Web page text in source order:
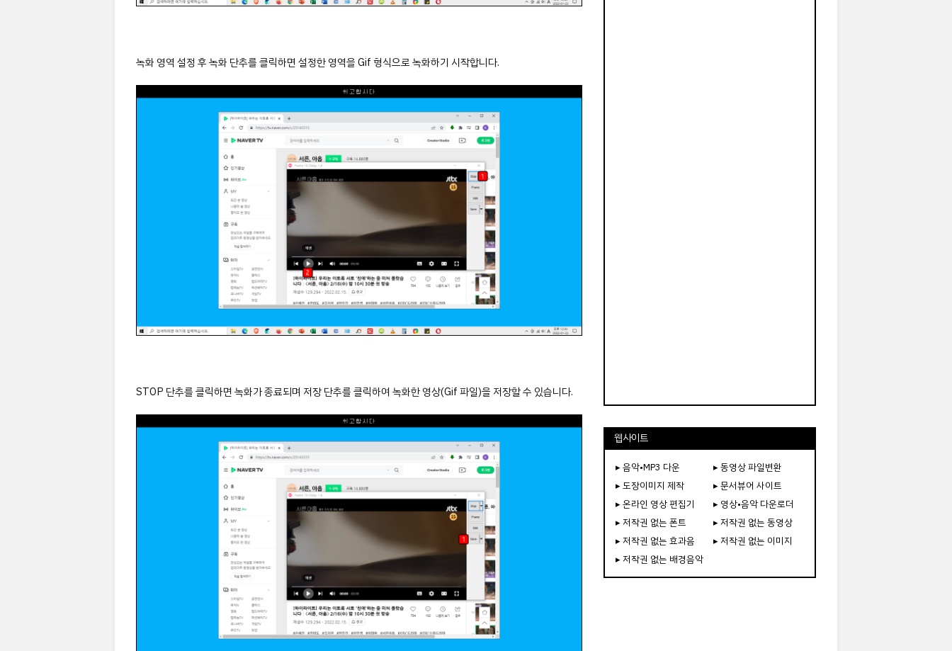
녹화 영역 설정 후 녹화 단추를 클릭하면 설정한 영역을 Gif 형식으로 녹화하기 시작합니다.
STOP 단추를 클릭하면 녹화가 종료되며 저장 단추를 클릭하여 녹화한 영상(Gif 파일)을 저장할 수 있습니다.
웹사이트
▸ 음악•MP3 다운
▸ 동영상 파일변환
▸ 도장이미지 제작
▸ 문서뷰어 사이트
▸ 온라인 영상 편집기
▸ 영상•음악 다운로더
▸ 저작권 없는 폰트
▸ 저작권 없는 동영상
▸ 저작권 없는 효과음
▸ 저작권 없는 이미지
▸ 저작권 없는 배경음악